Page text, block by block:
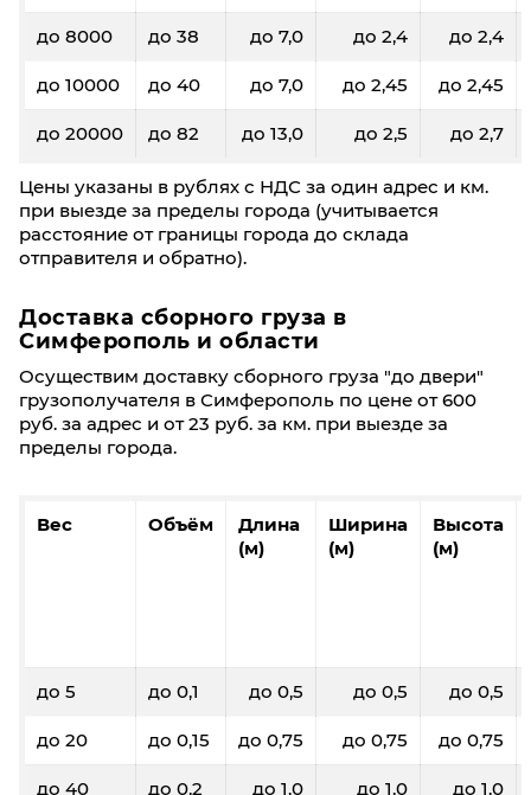
до 8000 до 38 до 7,0 до 2,4 до 2,4
до 10000 до 40 до 7,0 до 2,45 до 2,45
до 20000 до 82 до 13,0 до 2,5 до 2,7
Цены указаны в рублях с НДС за один адрес и км.
при выезде за пределы города (учитывается
расстояние от границы города до склада
отправителя и обратно).
Доставка сборного груза в
Симферополь и области
Осуществим доставку сборного груза "до двери"
грузополучателя в Симферополь по цене от 600
руб. за адрес и от 23 руб. за км. при выезде за
пределы города.
Вес Объём
Длина
(м)
Ширина
(м)
Высота
(м)
до 5 до 0,1 до 0,5 до 0,5 до 0,5
до 20 до 0,15 до 0,75 до 0,75 до 0,75
до 40 до 0,2 до 1,0 до 1,0 до 1,0